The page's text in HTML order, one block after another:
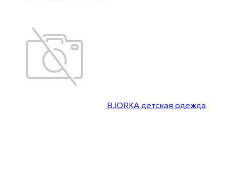
BJORKA детская одежда